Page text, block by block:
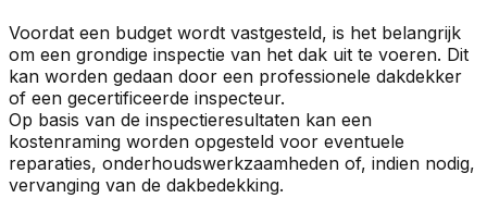
Voordat een budget wordt vastgesteld, is het belangrijk
om een grondige inspectie van het dak uit te voeren. Dit
kan worden gedaan door een professionele dakdekker
of een gecertificeerde inspecteur.
Op basis van de inspectieresultaten kan een
kostenraming worden opgesteld voor eventuele
reparaties, onderhoudswerkzaamheden of, indien nodig,
vervanging van de dakbedekking.